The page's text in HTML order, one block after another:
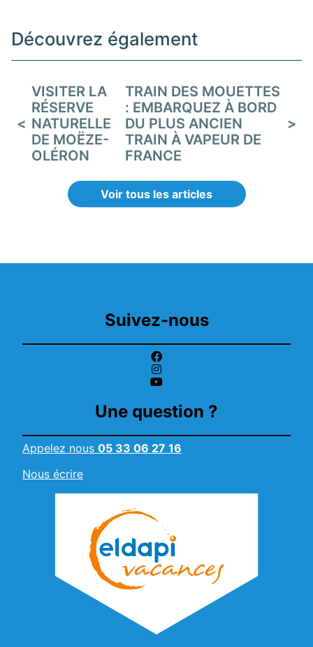
Découvrez également
VISITER LA
RÉSERVE
NATURELLE
DE MOËZE-
OLÉRON
TRAIN DES MOUETTES
: EMBARQUEZ À BORD
DU PLUS ANCIEN
TRAIN À VAPEUR DE
FRANCE
Voir tous les articles
Suivez-nous
Une question ?
Appelez nous 05 33 06 27 16
Nous écrire